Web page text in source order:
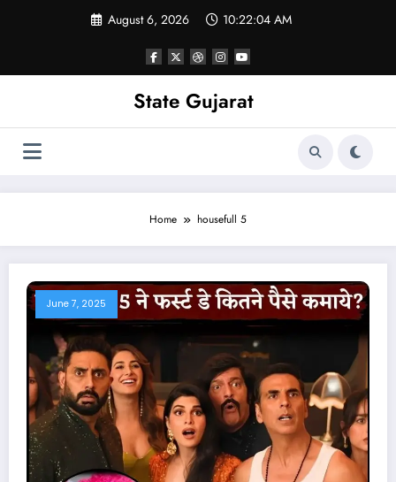
August 6, 2026 10:22:05 AM
State Gujarat
Home housefull 5
June 7, 2025